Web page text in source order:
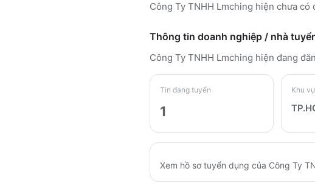
Công Ty TNHH Lmching hiện chưa
Thông tin doanh nghiệp / nhà
Công Ty TNHH Lmching hiện đang
Tin đang tuyển
1
Khu
Xem hồ sơ tuyển dụng của Công Ty